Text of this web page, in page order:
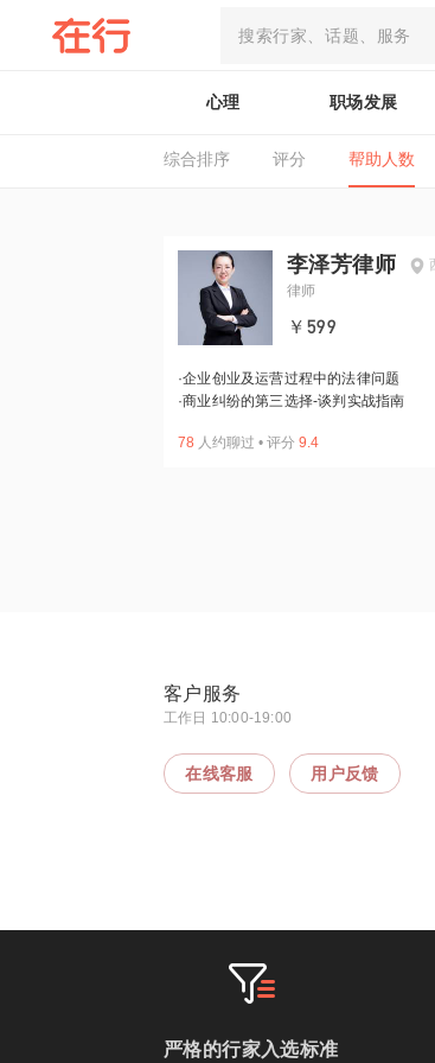
心理 职场发展
综合排序 评分 帮助人数
李泽芳律师
律师
￥599
·企业创业及运营过程中的法律问题
·商业纠纷的第三选择-谈判实战指南
78 人约聊过 • 评分 9.4
客户服务
工作日 10:00-19:00
在线客服 用户反馈
严格的行家入选标准